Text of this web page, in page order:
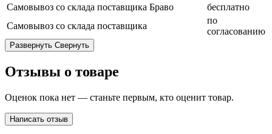
Самовывоз со склада поставщика Браво
бесплатно
Самовывоз со склада поставщика
по
согласованию
Развернуть Свернуть
Отзывы о товаре
Оценок пока нет — станьте первым, кто оценит товар.
Написать отзыв